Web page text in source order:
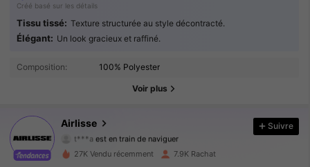
Créé basé sur les détails
Tissu tissé: Texture structurée au style décontracté.
Élégant: Un look gracieux et raffiné.
Composition: 100% Polyester
Voir plus
Airlisse
4.87 35K Suiveurs
4.87
35K Suiveurs
Suivre
27K Vendu récemment 7.9K Rachat